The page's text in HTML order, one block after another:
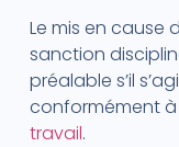
Le mis en
sanction
préalable s’il
conformément à
travail.